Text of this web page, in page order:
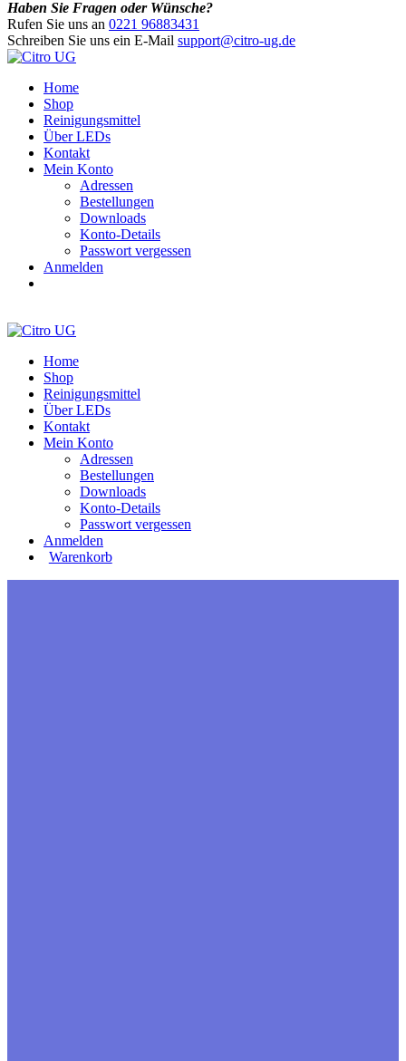
Haben Sie Fragen oder Wünsche?
Rufen Sie uns an 0221 96883431
Schreiben Sie uns ein E-Mail support@citro-ug.de
Home
Shop
Reinigungsmittel
Über LEDs
Kontakt
Mein Konto
Adressen
Bestellungen
Downloads
Konto-Details
Passwort vergessen
Anmelden
Home
Shop
Reinigungsmittel
Über LEDs
Kontakt
Mein Konto
Adressen
Bestellungen
Downloads
Konto-Details
Passwort vergessen
Anmelden
Warenkorb